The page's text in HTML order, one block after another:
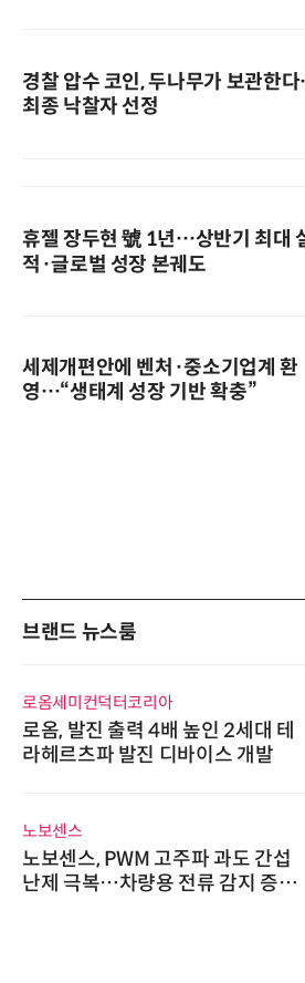
경찰 압수 코인, 두나무가 보관한
최종 낙찰자 선정
휴젤 장두현 號 1년…상반기 최대
적·글로벌 성장 본궤도
세제개편안에 벤처·중소기업계 환
영…“생태계 성장 기반 확충”
브랜드 뉴스룸
로옴세미컨덕터코리아
로옴, 발진 출력 4배 높인 2세대 테
라헤르츠파 발진 디바이스 개발
노보센스
노보센스, PWM 고주파 과도 간섭
난제 극복…차량용 전류 감지 증폭